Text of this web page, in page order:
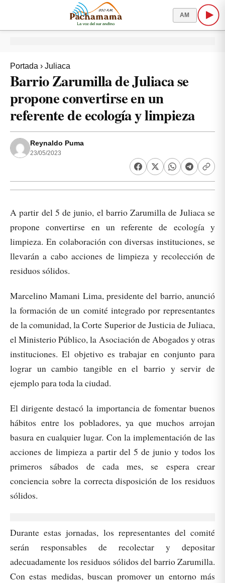
AM
Portada › Juliaca
Barrio Zarumilla de Juliaca se
propone convertirse en un
referente de ecología y limpieza
Reynaldo Puma
23/05/2023
A partir del 5 de junio, el barrio Zarumilla de Juliaca se
propone convertirse en un referente de ecología y
limpieza. En colaboración con diversas instituciones, se
llevarán a cabo acciones de limpieza y recolección de
residuos sólidos.
Marcelino Mamani Lima, presidente del barrio, anunció
la formación de un comité integrado por representantes
de la comunidad, la Corte Superior de Justicia de Juliaca,
el Ministerio Público, la Asociación de Abogados y otras
instituciones. El objetivo es trabajar en conjunto para
lograr un cambio tangible en el barrio y servir de
ejemplo para toda la ciudad.
El dirigente destacó la importancia de fomentar buenos
hábitos entre los pobladores, ya que muchos arrojan
basura en cualquier lugar. Con la implementación de las
acciones de limpieza a partir del 5 de junio y todos los
primeros sábados de cada mes, se espera crear
conciencia sobre la correcta disposición de los residuos
sólidos.
Durante estas jornadas, los representantes del comité
serán responsables de recolectar y depositar
adecuadamente los residuos sólidos del barrio Zarumilla.
Con estas medidas, buscan promover un entorno más